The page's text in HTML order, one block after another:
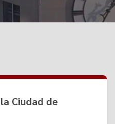
Pública
online
Humanos
Ciudad de